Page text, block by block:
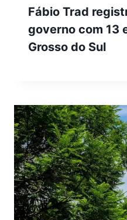
Fábio Trad
governo com 13
Grosso do Sul